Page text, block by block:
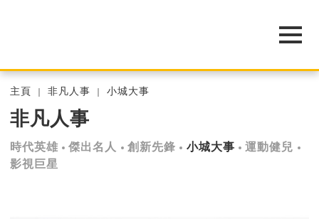
主頁 非凡人事 小城大事
非凡人事
時代英雄 傑出名人 創新先鋒 小城大事
運動健兒
影視巨星